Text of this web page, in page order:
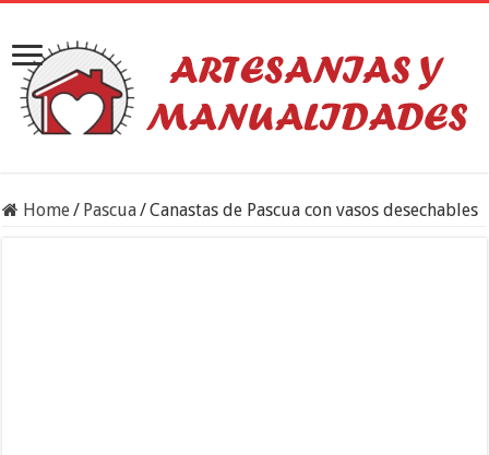
Home/ Pascua/Canastas de Pascua con vasos desechables